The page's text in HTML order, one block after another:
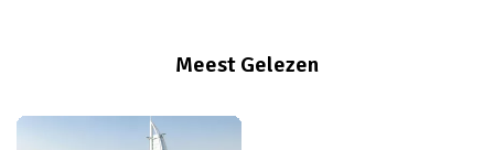
Meest Gelezen